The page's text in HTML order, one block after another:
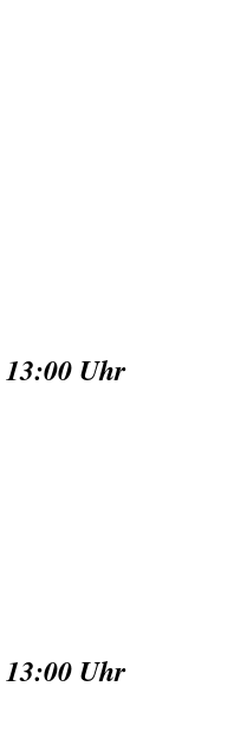
13:00 Uhr
13:00 Uhr